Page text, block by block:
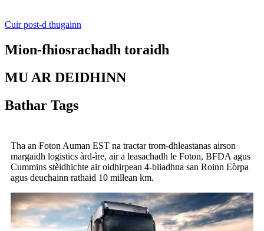
Cuir post-d thugainn
Mion-fhiosrachadh toraidh
MU AR DEIDHINN
Bathar Tags
Tha an Foton Auman EST na tractar trom-dhleastanas airson
margaidh logistics àrd-ìre, air a leasachadh le Foton, BFDA agus
Cummins stèidhichte air oidhirpean 4-bliadhna san Roinn Eòrpa
agus deuchainn rathaid 10 millean km.